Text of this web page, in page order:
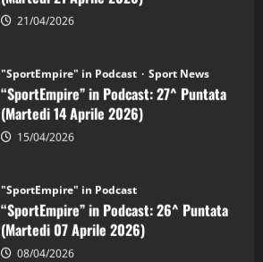
“SportEmpire” in Podcast: 27^ Puntata
(Martedi 14 Aprile 2026)
“SportEmpire” in Podcast: 26^ Puntata
(Martedi 07 Aprile 2026)